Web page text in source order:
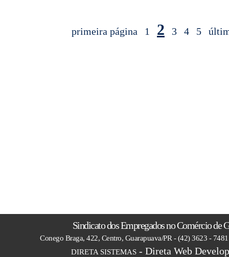
primeira página 1 2 3 4 5
Sindicato dos Empregados no Comércio de
Conego Braga, 422, Centro, Guarapuava/PR - (42) 3623 -
DIRETA SISTEMAS- Direta Web